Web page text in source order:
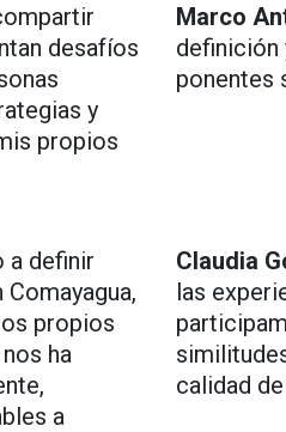
desafíos
y
propios
Marco
definición
ponentes
a definir
propios
ha
a
Claudia
las
calidad